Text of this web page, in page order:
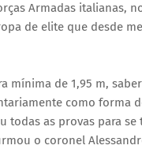
Armadas italianas,
de elite que desde
de 1,95 m,
como forma
as provas para
o coronel